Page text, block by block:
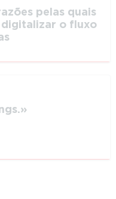
pelas quais
digitalizar o fluxo